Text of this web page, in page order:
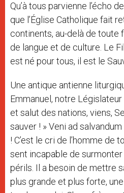
Qu’à tous parvienne l’écho
que l’Église Catholique fait
continents, au-delà de toute
de langue et de culture. Le
est né pour tous, il est le
Une antique antienne
Emmanuel, notre
et salut des nations, viens,
sauver ! » Veni ad
! C’est le cri de l’homme de
sent incapable de
périls. Il a besoin de mettre
plus grande et plus forte,